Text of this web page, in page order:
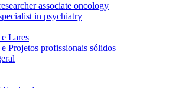
associate oncology
in psychiatry
Lares
Projetos profissionais sólidos